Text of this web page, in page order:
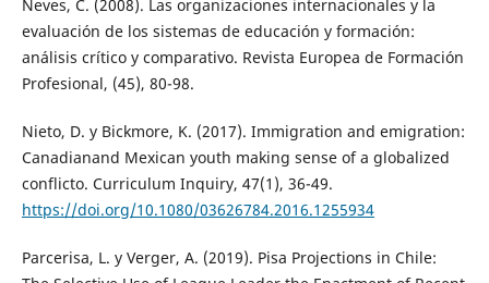
Neves, C. (2008). Las organizaciones internacionales y la
evaluación de los sistemas de educación y formación:
análisis crítico y comparativo. Revista Europea de Formación
Profesional, (45), 80-98.
Nieto, D. y Bickmore, K. (2017). Immigration and emigration:
Canadianand Mexican youth making sense of a globalized
conflicto. Curriculum Inquiry, 47(1), 36-49.
https://doi.org/10.1080/03626784.2016.1255934
Parcerisa, L. y Verger, A. (2019). Pisa Projections in Chile: